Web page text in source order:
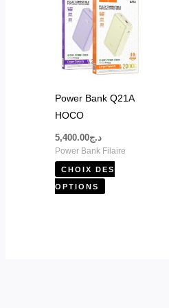
Power Bank Q21A
HOCO
د.ج5,400.00
Power Bank Filaire
CHOIX DES
OPTIONS
a
plusieurs
variations.
Les
options
peuvent
la
page
du